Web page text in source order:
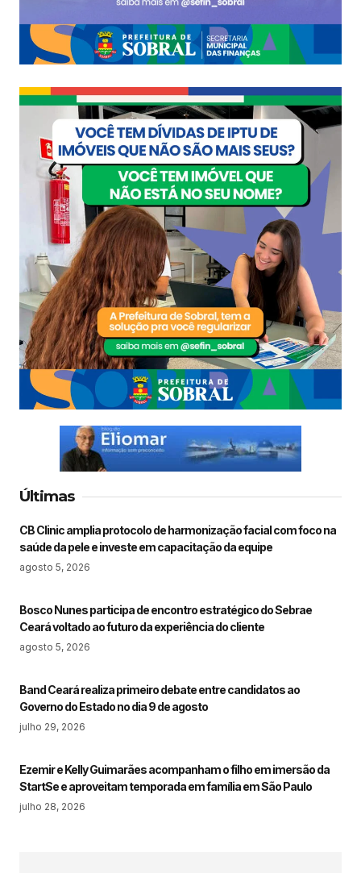
Últimas
CB Clinic amplia protocolo de harmonização facial com foco na
saúde da pele e investe em capacitação da equipe
agosto 5, 2026
Bosco Nunes participa de encontro estratégico do Sebrae
Ceará voltado ao futuro da experiência do cliente
agosto 5, 2026
Band Ceará realiza primeiro debate entre candidatos ao
Governo do Estado no dia 9 de agosto
julho 29, 2026
Ezemir e Kelly Guimarães acompanham o filho em imersão da
StartSe e aproveitam temporada em família em São Paulo
julho 28, 2026